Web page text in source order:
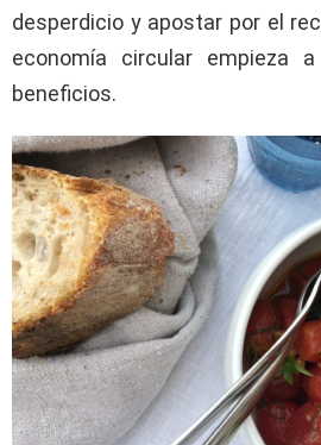
desperdicio y apostar por el
economía circular empieza
beneficios.